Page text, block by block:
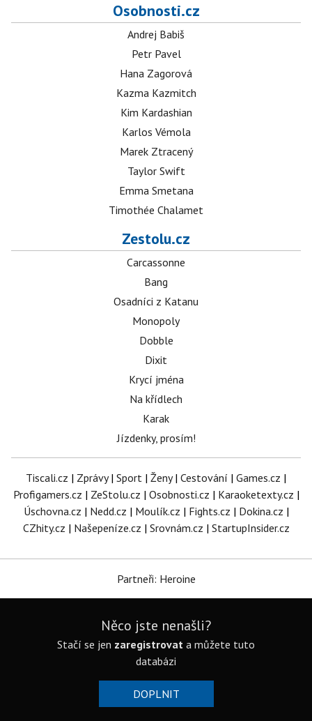
Osobnosti.cz
Andrej Babiš
Petr Pavel
Hana Zagorová
Kazma Kazmitch
Kim Kardashian
Karlos Vémola
Marek Ztracený
Taylor Swift
Emma Smetana
Timothée Chalamet
Zestolu.cz
Carcassonne
Bang
Osadníci z Katanu
Monopoly
Dobble
Dixit
Krycí jména
Na křídlech
Karak
Jízdenky, prosím!
Tiscali.cz | Zprávy| Sport | Ženy| Cestování | Games.cz |
Profigamers.cz | ZeStolu.cz | Osobnosti.cz | Karaoketexty.cz |
Úschovna.cz | Nedd.cz | Moulík.cz | Fights.cz | Dokina.cz |
CZhity.cz | Našepeníze.cz | Srovnám.cz | StartupInsider.cz
Partneři: Heroine
Něco jste nenašli?
Stačí se jen zaregistrovat a můžete tuto
databázi
DOPLNIT